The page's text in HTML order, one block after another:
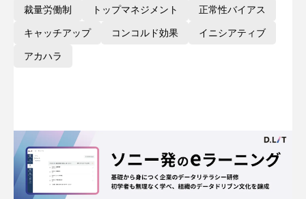
裁量労働制 トップマネジメント 正常性バイアス
キャッチアップ コンコルド効果 イニシアティブ
アカハラ